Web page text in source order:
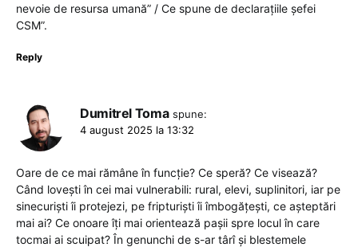
nevoie de resursa umană” / Ce spune de declarațiile șefei
CSM”.
Reply
Dumitrel Toma spune:
4 august 2025 la 13:32
Oare de ce mai rămâne în funcție? Ce speră? Ce visează?
Când lovești în cei mai vulnerabili: rural, elevi, suplinitori, iar pe
sinecuriști îi protejezi, pe fripturiști îi îmbogățești, ce așteptări
mai ai? Ce onoare îți mai orientează pașii spre locul în care
tocmai ai scuipat? În genunchi de s-ar târî și blestemele